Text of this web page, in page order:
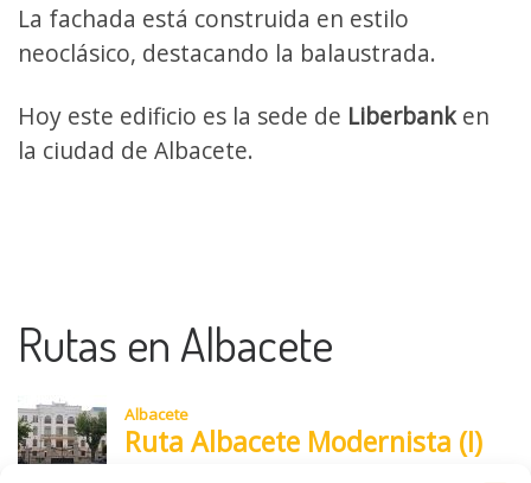
La fachada está construida en estilo
neoclásico, destacando la balaustrada.
Hoy este edificio es la sede de Liberbanken
la ciudad de Albacete.
Rutas en Albacete